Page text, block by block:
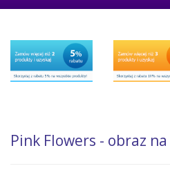
Pink Flowers - obraz